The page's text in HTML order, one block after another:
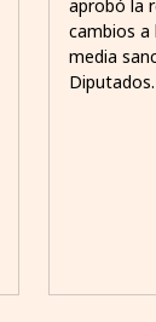
aprobó la
cambios a
media
Diputados.